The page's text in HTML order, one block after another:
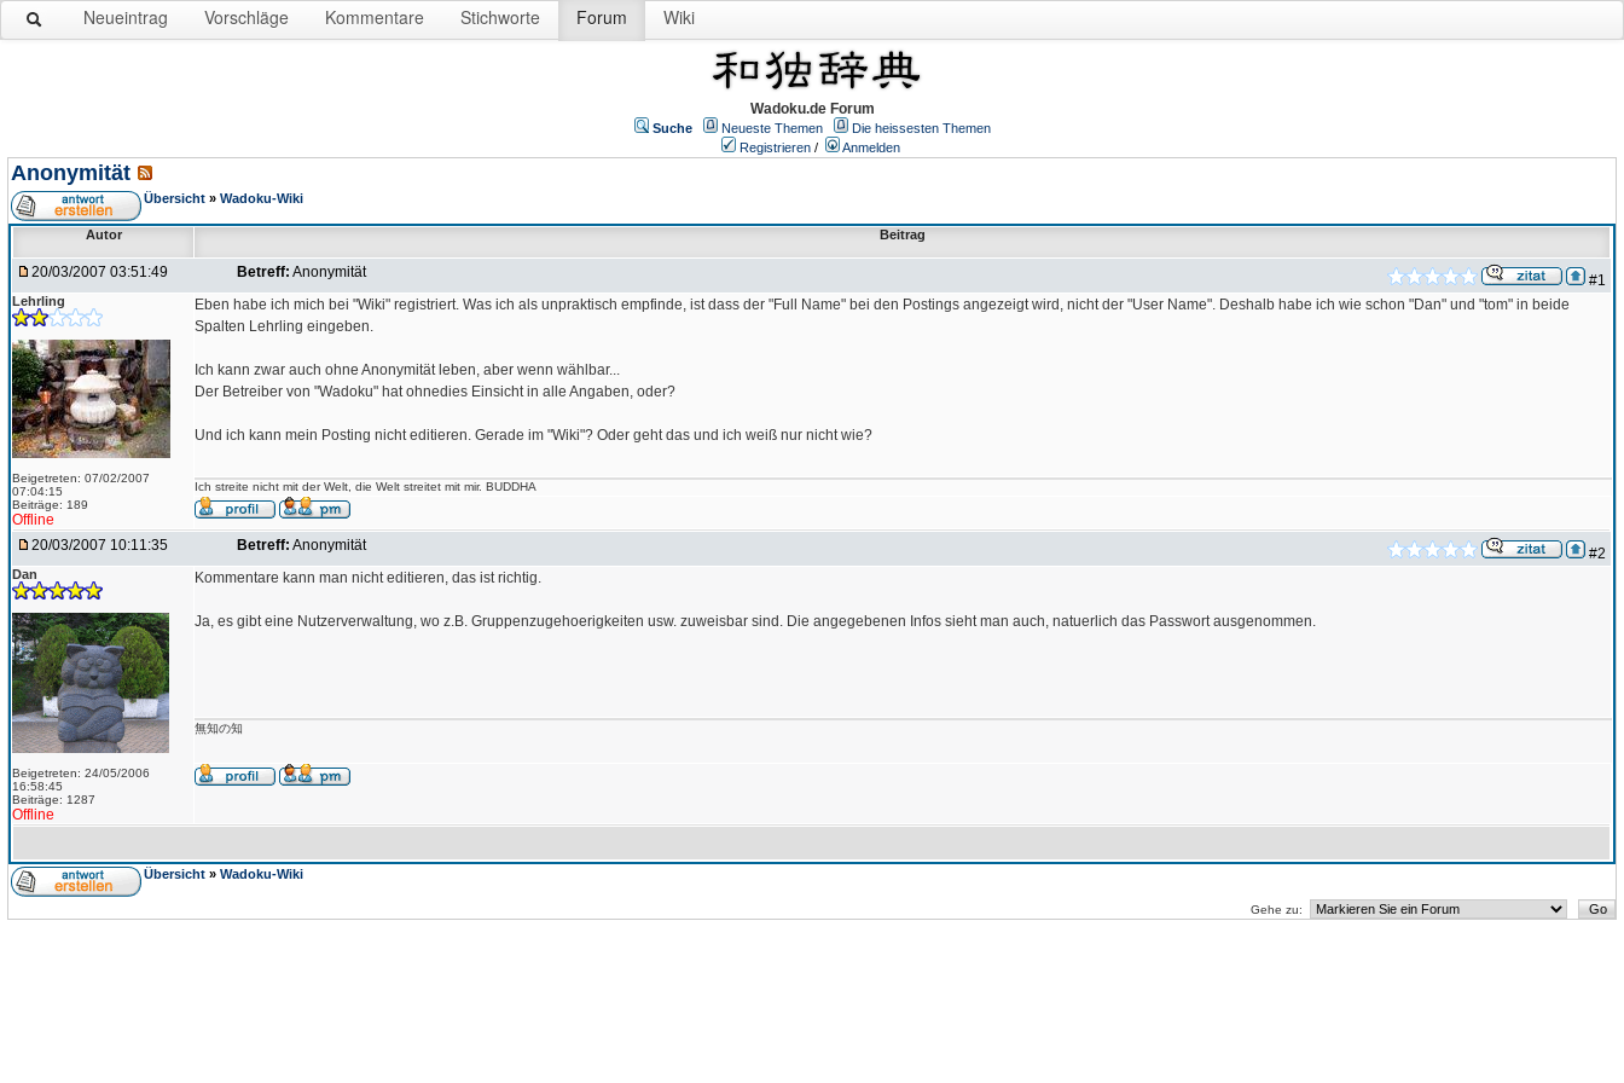
Neueintrag Vorschläge Kommentare Stichworte Forum Wiki
Wadoku.de Forum
Suche Neueste Themen
Die heissesten Themen
Registrieren / Anmelden
Anonymität
Übersicht » Wadoku-Wiki
Autor Beitrag
20/03/2007 03:51:49 Betreff: Anonymität #1
Lehrling
Beigetreten: 07/02/2007
07:04:15
Beiträge: 189
Offline
Eben habe ich mich bei "Wiki" registriert. Was ich als unpraktisch empfinde, ist dass der "Full Name" bei den Postings angezeigt wird, nicht der "User Name". Deshalb habe ich wie schon "Dan" und "tom" in beide
Spalten Lehrling eingeben.
Ich kann zwar auch ohne Anonymität leben, aber wenn wählbar...
Der Betreiber von "Wadoku" hat ohnedies Einsicht in alle Angaben, oder?
Und ich kann mein Posting nicht editieren. Gerade im "Wiki"? Oder geht das und ich weiß nur nicht wie?
Ich streite nicht mit der Welt, die Welt streitet mit mir. BUDDHA
20/03/2007 10:11:35 Betreff: Anonymität #2
Dan
Beigetreten: 24/05/2006
16:58:45
Beiträge: 1287
Offline
Kommentare kann man nicht editieren, das ist richtig.
Ja, es gibt eine Nutzerverwaltung, wo z.B. Gruppenzugehoerigkeiten usw. zuweisbar sind. Die angegebenen Infos sieht man auch, natuerlich das Passwort ausgenommen.
無知の知
Übersicht » Wadoku-Wiki
Gehe zu: